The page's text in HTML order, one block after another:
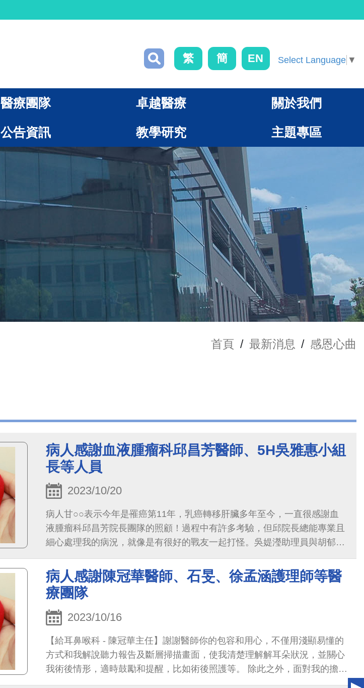
繁 簡 EN Select Language ▼
醫療團隊 卓越醫療 關於我們
公告資訊 教學研究 主題專區
首頁 / 最新消息 / 感恩心曲
病人感謝血液腫瘤科邱昌芳醫師、5H吳雅惠小組
長等人員
2023/10/20
病人甘○○表示今年是罹癌第11年，乳癌轉移肝臟多年至今，一直很感謝血
液腫瘤科邱昌芳院長團隊的照顧！過程中有許多考驗，但邱院長總能專業且
細心處理我的病況，就像是有很好的戰友一起打怪。吳媞瀅助理員與胡郁珮
個管師總是貼心協助我，5H吳雅惠小組長在注射室給我的溫暖擁抱與聆聽至
今令我感動不已，讓我有種神奇力量護衛著我！謝謝邱院長帶領著所有人一
起照顧我，我才又能在今年看到滿月，非常感恩~很幸運遇見你們，有你們
真的很好！謝謝！
病人感謝陳冠華醫師、石旻、徐孟涵護理師等醫
療團隊
2023/10/16
【給耳鼻喉科 - 陳冠華主任】謝謝醫師你的包容和用心，不僅用淺顯易懂的
方式和我解說聽力報告及斷層掃描畫面，使我清楚理解解耳朵狀況，並關心
我術後情形，適時鼓勵和提醒，比如術後照護等。 除此之外，面對我的擔
心，不管是術前或術後的疑問，總是耐心回答，覺得很不容易，真的非常感